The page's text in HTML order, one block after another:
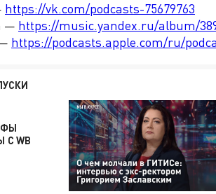
https://vk.com/podcasts-75679763
— https://music.yandex.ru/album/
https://podcasts.apple.com/ru/
С WB